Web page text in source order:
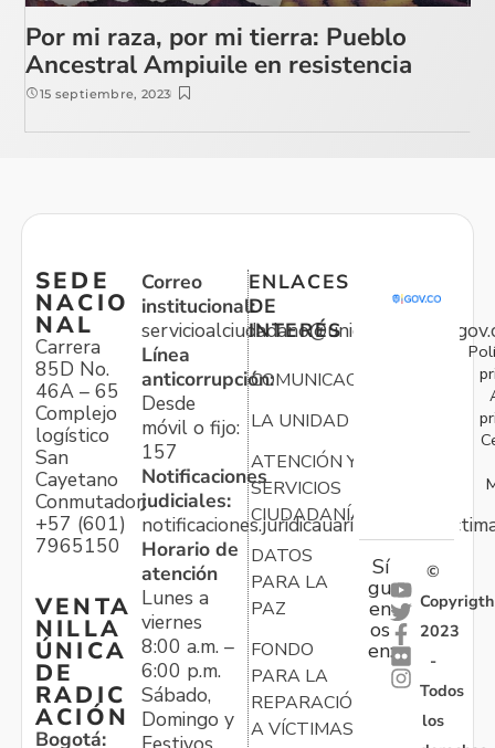
Por mi raza, por mi tierra: Pueblo
Ancestral Ampiuile en resistencia
15 septiembre, 2023
SEDE
NACIO
NAL
Carrera
85D No.
46A – 65
Complejo
logístico
San
Cayetano
Conmutador:
+57 (601)
7965150
VENTA
NILLA
ÚNICA
DE
RADIC
ACIÓN
Bogotá:
Correo
institucional:
Línea
anticorrupción:
Desde
móvil o fijo:
157
Notificaciones
judiciales:
Horario de
atención
Lunes a
viernes
8:00 a.m. –
6:00 p.m.
Sábado,
Domingo y
ENLACES
DE
INTERÉS
COMUNICACIONES
LA UNIDAD
ATENCIÓN Y
SERVICIOS
CIUDADANÍA
DATOS
PARA LA
PAZ
FONDO
PARA LA
REPARACIÓN
A VÍCTIMAS
Sí
gu
en
os
en:
©
Copyrigth
2023
-
Todos
los